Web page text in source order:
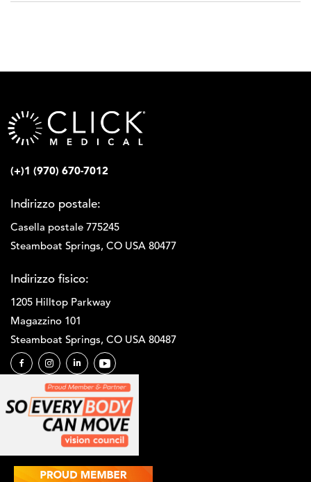
(+)1 (970) 670-7012
Indirizzo postale:
Casella postale 775245
Steamboat Springs, CO USA 80477
Indirizzo fisico:
1205 Hilltop Parkway
Magazzino 101
Steamboat Springs, CO USA 80487